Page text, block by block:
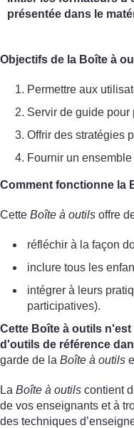
présentée dans le
Objectifs de la Boîte à
Permettre aux
Servir de guide pour
Offrir des stratégies
Fournir un
Comment fonctionne la
Cette Boîte à outils offre
réfléchir à la façon
inclure tous les
intégrer à leurs
participatives).
Cette Boîte à outils
d'outils de référence
garde de la Boîte à outils
La Boîte à outils contient
de vos enseignants et à
des techniques